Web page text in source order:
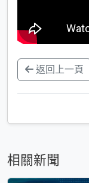
返回上一頁
相關新聞